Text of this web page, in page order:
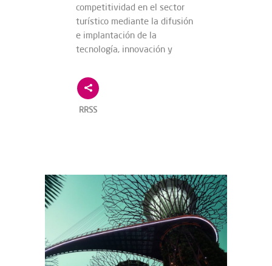
competitividad en el sector
turístico mediante la difusión
e implantación de la
tecnología, innovación y
RRSS